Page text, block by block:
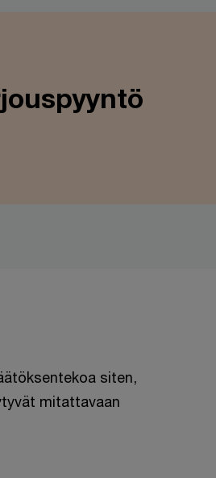
siten,
mitattavaan